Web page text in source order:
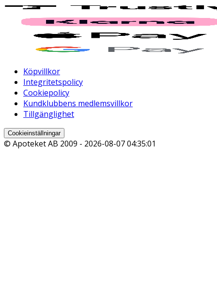
Köpvillkor
Integritetspolicy
Cookiepolicy
Kundklubbens medlemsvillkor
Tillgänglighet
Cookieinställningar
© Apoteket AB 2009 - 2026-08-07 04:35:01